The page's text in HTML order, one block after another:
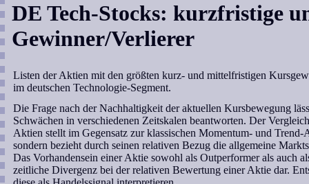
DE Tech-Stocks: kurzfristige
Gewinner/Verlierer
Listen der Aktien mit den größten kurz- und mittelfristigen
im deutschen Technologie-Segment.
Die Frage nach der Nachhaltigkeit der aktuellen Kursbewegung
Schwächen in verschiedenen Zeitskalen beantworten. Der
Aktien stellt im Gegensatz zur klassischen Momentum- und
sondern bezieht durch seinen relativen Bezug die allgemeine
Das Vorhandensein einer Aktie sowohl als Outperformer als auch
zeitliche Divergenz bei der relativen Bewertung einer Aktie dar.